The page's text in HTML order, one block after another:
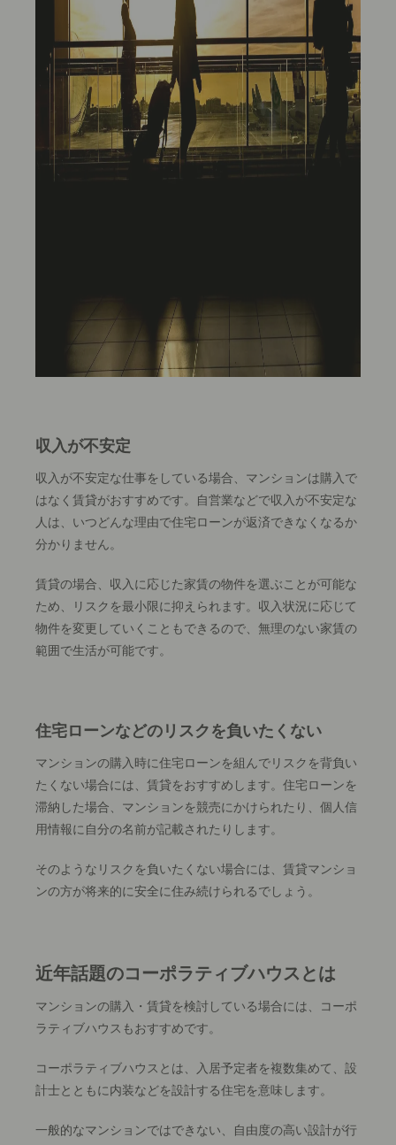
収入が不安定
収入が不安定な仕事をしている場合、マンションは購入で
はなく賃貸がおすすめです。自営業などで収入が不安定な
人は、いつどんな理由で住宅ローンが返済できなくなるか
分かりません。
賃貸の場合、収入に応じた家賃の物件を選ぶことが可能な
ため、リスクを最小限に抑えられます。収入状況に応じて
物件を変更していくこともできるので、無理のない家賃の
範囲で生活が可能です。
住宅ローンなどのリスクを負いたくない
マンションの購入時に住宅ローンを組んでリスクを背負い
たくない場合には、賃貸をおすすめします。住宅ローンを
滞納した場合、マンションを競売にかけられたり、個人信
用情報に自分の名前が記載されたりします。
そのようなリスクを負いたくない場合には、賃貸マンショ
ンの方が将来的に安全に住み続けられるでしょう。
近年話題のコーポラティブハウスとは
マンションの購入・賃貸を検討している場合には、コーポ
ラティブハウスもおすすめです。
コーポラティブハウスとは、入居予定者を複数集めて、設
計士とともに内装などを設計する住宅を意味します。
一般的なマンションではできない、自由度の高い設計が行